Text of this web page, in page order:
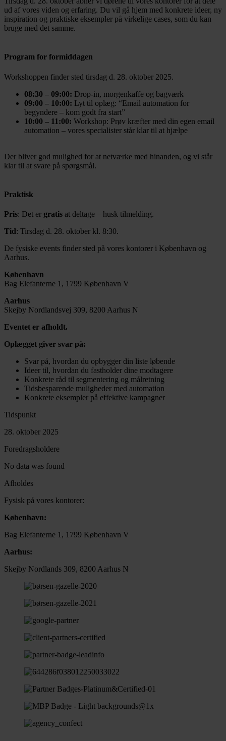
ud af vores viden og erfaring. Du vil gå hjem med konkrete ideer, ny
inspiration og praktiske eksempler på virkelige cases, som du kan
bruge med det samme.
Program for formiddagen
Workshoppen finder sted tirsdag d. 28. oktober 2025.
08:30 – 09:00: Drop-in, morgenkaffe og bagværk
09:00 – 10:00: Lyt til oplæg: “Email automation for
begyndere – kom godt fra start”
10:00 – 11:00: Workshop: Prøv kræfter med din egen email
automation – vores specialister står klar til at hjælpe
Der bliver god mulighed for at netværke med hinanden, og vi står
klar til at svare på spørgsmål.
Praktisk
Pris: Det er gratis at deltage – husk tilmelding.
Tid: Tirsdag d. 28. oktober kl. 8:30.
De fysiske events finder sted på vores kontorer i København og
Aarhus.
København
Bag Elefanterne 1, 1799 København V
Aarhus
Skejby Nordlandsvej 309, 8200 Aarhus N
Eventet er afholdt.
Oplægget giver svar på:
Svar på, hvordan du opbygger din liste løbende
Ideer til, hvordan du fastholder dine modtagere
Konkrete råd til segmentering og målretning
Tidsbesparende muligheder med automation
Konkrete eksempler på effektive kampagner
Tidspunkt
28. oktober 2025
Foredragsholdere
No data was found
Afholdes
Fysisk på vores kontorer:
København:
Bag Elefanterne 1, 1799 København V
Aarhus:
Skejby Nordlands 309, 8200 Aarhus N